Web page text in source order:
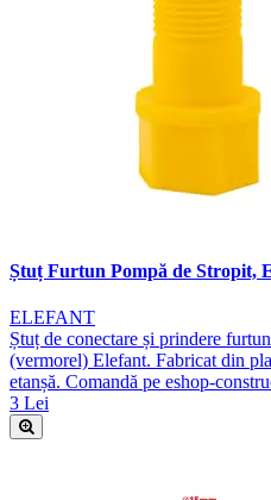
Ștuț Furtun Pompă de Stropit,
ELEFANT
Ștuț de conectare și prindere
(vermorel) Elefant. Fabricat din
etanșă. Comandă pe eshop-
3 Lei